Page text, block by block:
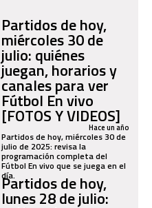
Partidos de hoy,
miércoles 30 de
julio: quiénes
juegan, horarios y
canales para ver
Fútbol En vivo
[FOTOS Y VIDEOS]
Hace un año
Partidos de hoy, miércoles 30 de
julio de 2025: revisa la
programación completa del
Fútbol En vivo que se juega en el
día.
Partidos de hoy,
lunes 28 de julio: